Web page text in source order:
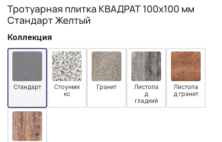
Тротуарная плитка КВАДРАТ 100х100 мм
Стандарт Желтый
Коллекция
Стандарт
Стоунми
кс
Гранит
Листопа
д
гладкий
Листопа
д гранит